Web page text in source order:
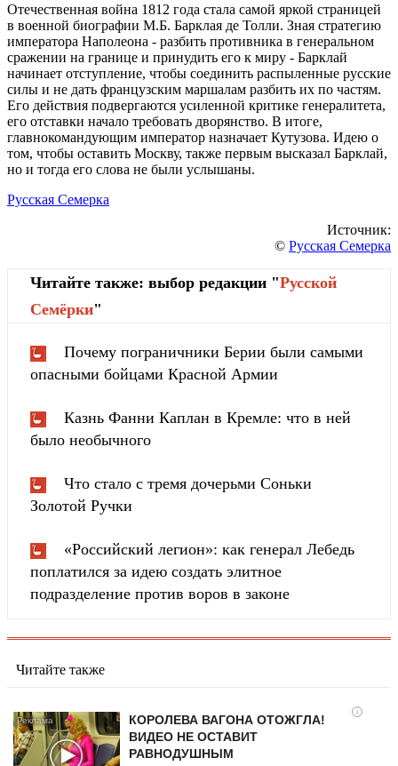
Отечественная война 1812 года стала самой яркой страницей
в военной биографии М.Б. Барклая де Толли. Зная стратегию
императора Наполеона - разбить противника в генеральном
сражении на границе и принудить его к миру - Барклай
начинает отступление, чтобы соединить распыленные русские
силы и не дать французским маршалам разбить их по частям.
Его действия подвергаются усиленной критике генералитета,
его отставки начало требовать дворянство. В итоге,
главнокомандующим император назначает Кутузова. Идею о
том, чтобы оставить Москву, также первым высказал Барклай,
но и тогда его слова не были услышаны.
Русская Семерка
Источник:
© Русская Семерка
Читайте также: выбор редакции "Русской
Cемёрки"
Почему пограничники Берии были самыми
опасными бойцами Красной Армии
Казнь Фанни Каплан в Кремле: что в ней
было необычного
Что стало с тремя дочерьми Соньки
Золотой Ручки
«Российский легион»: как генерал Лебедь
поплатился за идею создать элитное
подразделение против воров в законе
Читайте также
i
КОРОЛЕВА ВАГОНА ОТОЖГЛА!
ВИДЕО НЕ ОСТАВИТ
РАВНОДУШНЫМ